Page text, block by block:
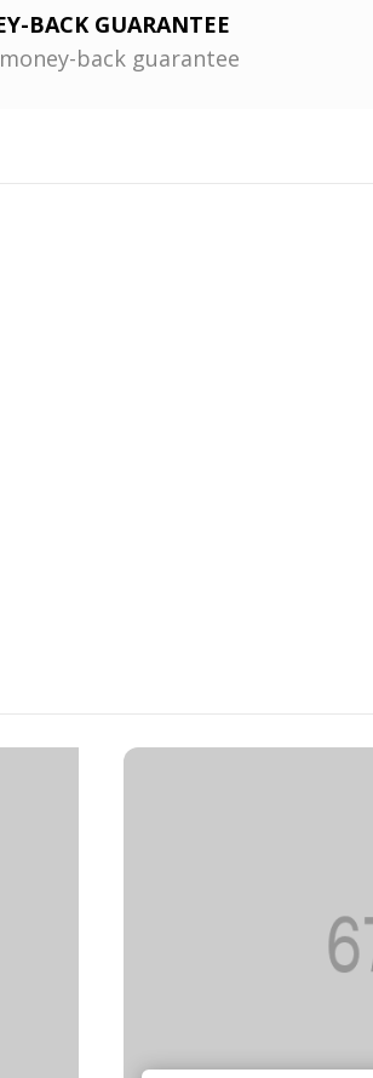
BACK GUARANTEE
back guarantee